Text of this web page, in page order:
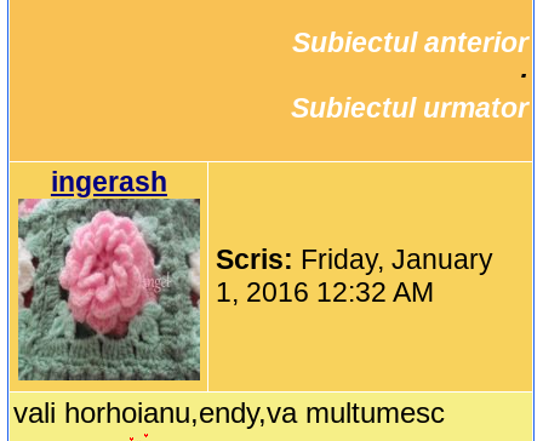
Subiectul anterior
Subiectul urmator
ingerash
Scris: Friday, January
1, 2016 12:32 AM
vali horhoianu,endy,va multumesc